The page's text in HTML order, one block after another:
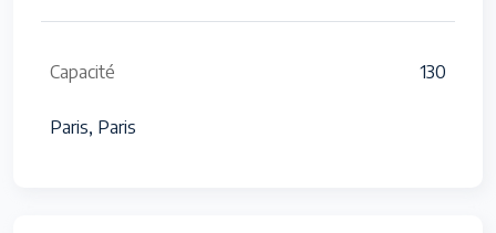
Capacité 130
Paris, Paris